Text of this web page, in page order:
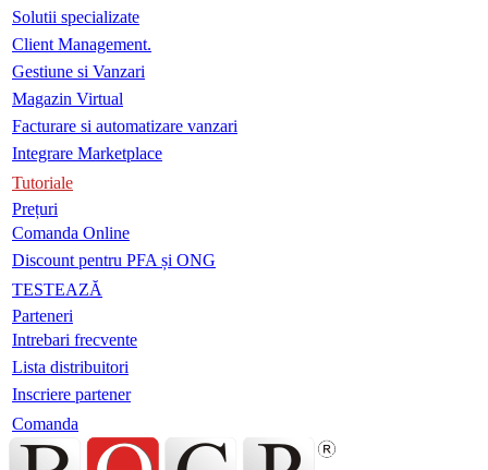
Solutii specializate
Client Management.
Gestiune si Vanzari
Magazin Virtual
Facturare si automatizare vanzari
Integrare Marketplace
Tutoriale
Prețuri
Comanda Online
Discount pentru PFA și ONG
TESTEAZĂ
Parteneri
Intrebari frecvente
Lista distribuitori
Inscriere partener
Comanda